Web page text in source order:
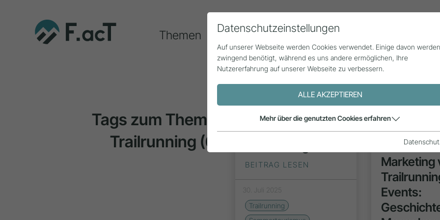
Themen Alle Beiträge Statistik
Tags zum Thema:
Trailrunning (6)
INSPIRATION
BEITRAG LESEN
30. Juli 2025
Trailrunning
Vor-
Marketing
Events:
Datenschutzeinstellungen
Auf unserer Webseite werden Cookies verwendet. Einige davon werden
zwingend benötigt, während es uns andere ermöglichen, Ihre
Nutzererfahrung auf unserer Webseite zu verbessern.
ALLE AKZEPTIEREN
Mehr über die genutzten Cookies erfahren